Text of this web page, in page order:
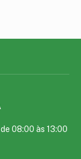
08:00 às 13:00